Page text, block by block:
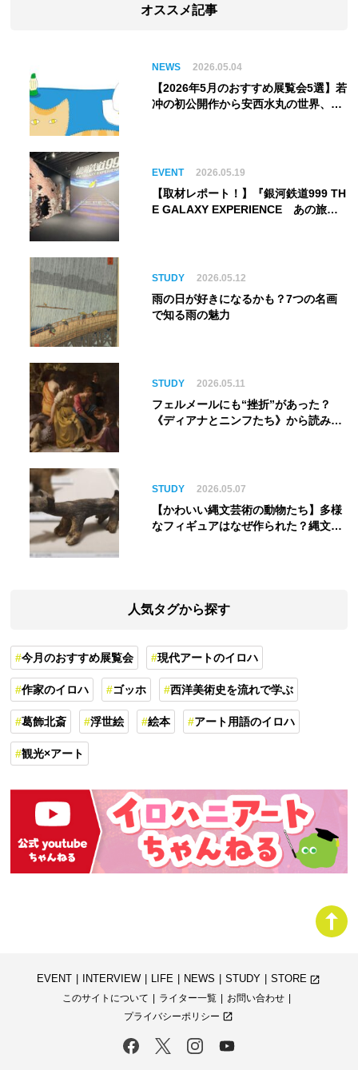
オススメ記事
NEWS 2026.05.04
【2026年5月のおすすめ展覧会5選】若
冲の初公開作から安西水丸の世界、そ
EVENT 2026.05.19
【取材レポート！】『銀河鉄道999 TH
E GALAXY EXPERIENCE あの旅
ム】
STUDY 2026.05.12
雨の日が好きになるかも？7つの名画
で知る雨の魅力
STUDY 2026.05.11
フェルメールにも“挫折”があった？
《ディアナとニンフたち》から読み解
STUDY 2026.05.07
【かわいい縄文芸術の動物たち】多様
なフィギュアはなぜ作られた？縄文人
人気タグから探す
今月のおすすめ展覧会 現代アートのイロハ
作家のイロハ ゴッホ 西洋美術史を流れで学ぶ
葛飾北斎 浮世絵 絵本 アート用語のイロハ
観光×アート
EVENT INTERVIEW LIFE NEWS STUDY STORE launch
このサイトについて
ライター一覧
お問い合わせ
プライバシーポリシー launch